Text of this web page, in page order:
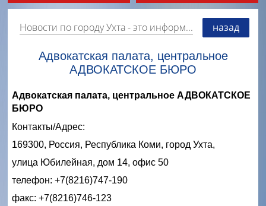
Новости по городу Ухта- это информация о событиях, мероприятиях и торгово-коммерческой деятельности города. Страницу наполняют платные и бесплатные объявления, имеющие функцию "поднятия вверх списка". назад
Адвокатская палата, центральное
АДВОКАТСКОЕ БЮРО
Адвокатская палата, центральное АДВОКАТСКОЕ
БЮРО
Контакты/Адрес:
169300, Россия, Республика Коми, город Ухта,
улица Юбилейная, дом 14, офис 50
телефон: +7(8216)747-190
факс: +7(8216)746-123